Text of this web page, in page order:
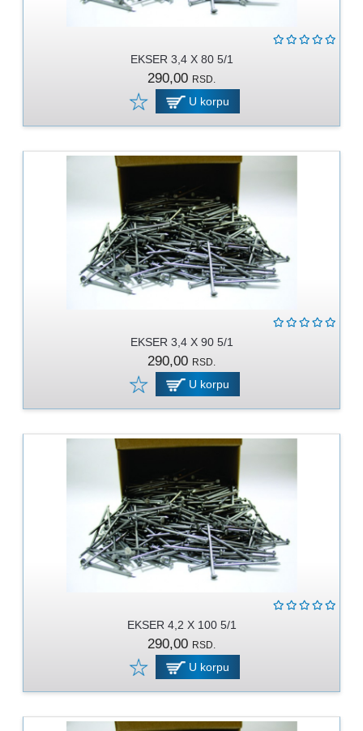
EKSER 3,4 X 80 5/1
290,00 RSD.
U korpu
EKSER 3,4 X 90 5/1
290,00 RSD.
U korpu
EKSER 4,2 X 100 5/1
290,00 RSD.
U korpu